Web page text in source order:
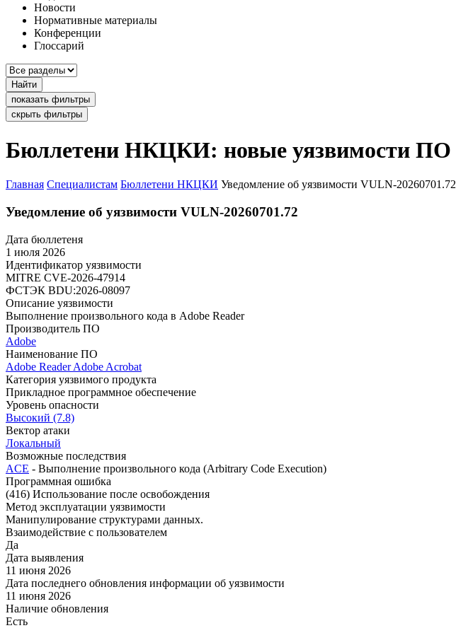
Новости
Нормативные материалы
Конференции
Глоссарий
Найти
показать фильтры
скрыть фильтры
Бюллетени НКЦКИ: новые уязвимости ПО
Главная Специалистам Бюллетени НКЦКИ Уведомление об уязвимости VULN-20260701.72
Уведомление об уязвимости VULN-20260701.72
Дата бюллетеня
1 июля 2026
Идентификатор уязвимости
MITRE CVE-2026-47914
ФСТЭК BDU:2026-08097
Описание уязвимости
Выполнение произвольного кода в Adobe Reader
Производитель ПО
Adobe
Наименование ПО
Adobe ReaderAdobe Acrobat
Категория уязвимого продукта
Прикладное программное обеспечение
Уровень опасности
Высокий (7.8)
Вектор атаки
Локальный
Возможные последствия
ACE - Выполнение произвольного кода (Arbitrary Code Execution)
Программная ошибка
(416) Использование после освобождения
Метод эксплуатации уязвимости
Манипулирование структурами данных.
Взаимодействие с пользователем
Да
Дата выявления
11 июня 2026
Дата последнего обновления информации об уязвимости
11 июня 2026
Наличие обновления
Есть